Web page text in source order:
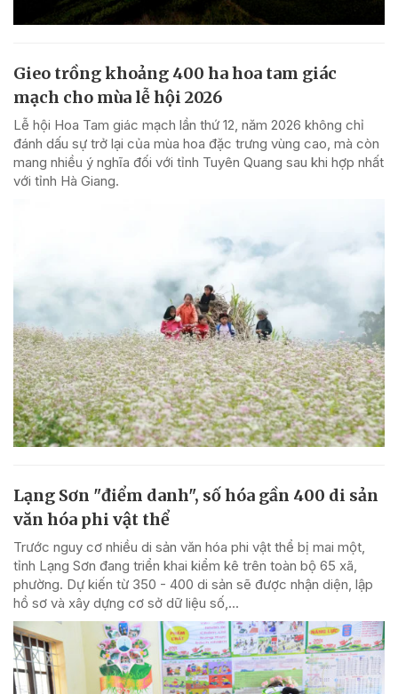
Gieo trồng khoảng 400 ha hoa tam giác
mạch cho mùa lễ hội 2026
Lễ hội Hoa Tam giác mạch lần thứ 12, năm 2026 không chỉ
đánh dấu sự trở lại của mùa hoa đặc trưng vùng cao, mà còn
mang nhiều ý nghĩa đối với tỉnh Tuyên Quang sau khi hợp nhất
với tỉnh Hà Giang.
Lạng Sơn "điểm danh", số hóa gần 400 di sản
văn hóa phi vật thể
Trước nguy cơ nhiều di sản văn hóa phi vật thể bị mai một,
tỉnh Lạng Sơn đang triển khai kiểm kê trên toàn bộ 65 xã,
phường. Dự kiến từ 350 - 400 di sản sẽ được nhận diện, lập
hồ sơ và xây dựng cơ sở dữ liệu số,...